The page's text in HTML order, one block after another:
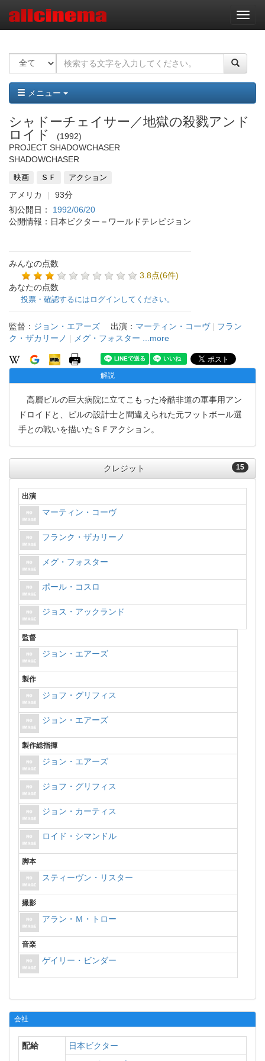
ナ
ビ
ー
ョ
ン
メニュー
シャドーチェイサー／地獄の殺戮アンド
ロイド
1992
PROJECT SHADOWCHASER
SHADOWCHASER
映画 ＳＦ アクション
アメリカ
93分
初公開日： 1992/06/20
公開情報：日本ビクター＝ワールドテレビジョン
みんなの点数
3.8点(6件)
あなたの点数
投票・確認するにはログインしてください。
監督： ジョン・エアーズ 出演： マーティン・コーヴ | フラン
ク・ザカリーノ | メグ・フォスター ...more
解説
高層ビルの巨大病院に立てこもった冷酷非道の軍事用アン
ドロイドと、ビルの設計士と間違えられた元フットボール選
手との戦いを描いたＳＦアクション。
15
クレジット
出演
マーティン・コーヴ
フランク・ザカリーノ
メグ・フォスター
ポール・コスロ
ジョス・アックランド
監督
ジョン・エアーズ
製作
ジョフ・グリフィス
ジョン・エアーズ
製作総指揮
ジョン・エアーズ
ジョフ・グリフィス
ジョン・カーティス
ロイド・シマンドル
脚本
スティーヴン・リスター
撮影
アラン・Ｍ・トロー
音楽
ゲイリー・ビンダー
会社
配給
日本ビクター